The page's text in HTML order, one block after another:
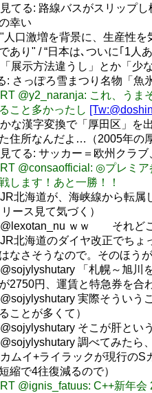
見てる: 路線バスがスリップ
幸い
"人口激増を背景に、生産性
あり" / “日本は､ついに｢1人
「展示方法違うし」とか「少
: さっぽろ雪まつり名物「魚
RT @y2_naranja: これ、う
こと多かったし
かな漢字変換で「厚田区」を
住所なんだよ…（2005年の
見てる: サッカー＝欧州クラ
RT @consaofficial: ◎プレミ
します！あと一勝！！
JR北海道が、海峡線から転属
ース見て気づく）
@lexotan_nu ｗｗ それどこ
JR北海道のダイヤ改正でちょ
なさそうなので。そのほう
@sojylyshutary 「札幌～旭川
2750円、運賃と特急券を合
@sojylyshutary 実際そういう
ことが多くて）
@sojylyshutary そこが肝とい
@sojylyshutary 調べてみたら
カムイ+ライラックが現行の
縮で4往復減るので）
RT @ignis_fatuus: C++新年会